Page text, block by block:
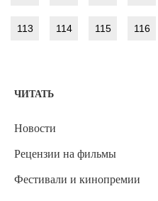
113 114 115 116
ЧИТАТЬ
Новости
Рецензии на фильмы
Фестивали и кинопремии